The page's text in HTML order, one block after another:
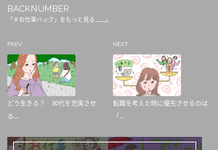
BACKNUMBER
「＃お仕事ハック」をもっと見る
PREV
どう生きる？ 30代を充実させ
る...
NEXT
転職を考えた時に優先させるのは
「...